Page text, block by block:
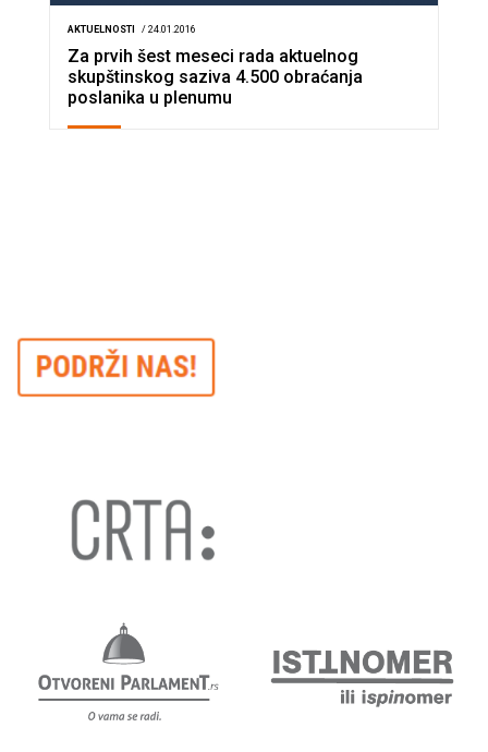
AKTUELNOSTI / 24.01.2016
Za prvih šest meseci rada aktuelnog
skupštinskog saziva 4.500 obraćanja
poslanika u plenumu